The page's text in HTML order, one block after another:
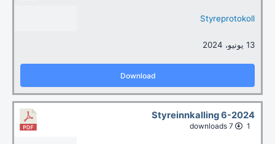
Styreprotokoll
13 يونيو، 2024
Download
Styreinnkalling 6-2024
1
7 downloads